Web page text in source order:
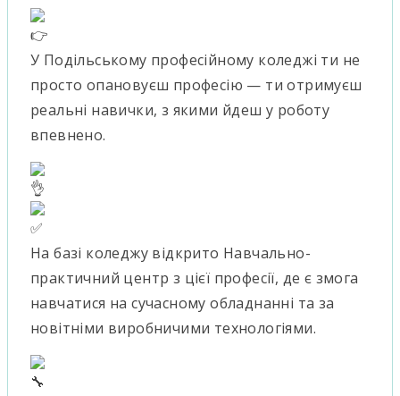
У Подільському професійному коледжі ти не
просто опановуєш професію — ти отримуєш
реальні навички, з якими йдеш у роботу
впевнено.
На базі коледжу відкрито Навчально-
практичний центр з цієї професії, де є змога
навчатися на сучасному обладнанні та за
новітніми виробничими технологіями.